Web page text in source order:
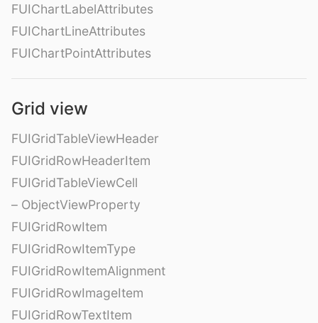
FUIChartLabelAttributes
FUIChartLineAttributes
FUIChartPointAttributes
Grid view
FUIGridTableViewHeader
FUIGridRowHeaderItem
FUIGridTableViewCell
– ObjectViewProperty
FUIGridRowItem
FUIGridRowItemType
FUIGridRowItemAlignment
FUIGridRowImageItem
FUIGridRowTextItem